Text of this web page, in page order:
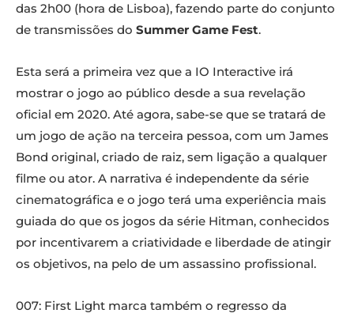
das 2h00 (hora de Lisboa), fazendo parte do conjunto
de transmissões do Summer Game Fest.
Esta será a primeira vez que a IO Interactive irá
mostrar o jogo ao público desde a sua revelação
oficial em 2020. Até agora, sabe-se que se tratará de
um jogo de ação na terceira pessoa, com um James
Bond original, criado de raiz, sem ligação a qualquer
filme ou ator. A narrativa é independente da série
cinematográfica e o jogo terá uma experiência mais
guiada do que os jogos da série Hitman, conhecidos
por incentivarem a criatividade e liberdade de atingir
os objetivos, na pelo de um assassino profissional.
007: First Light marca também o regresso da